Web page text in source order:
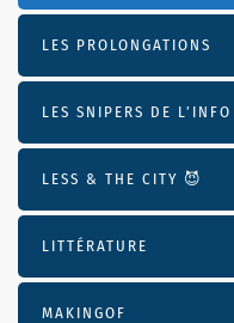
LES PROLONGATIONS
LES SNIPERS DE L’INFO
LESS & THE CITY 😈
LITTÉRATURE
MAKINGOF